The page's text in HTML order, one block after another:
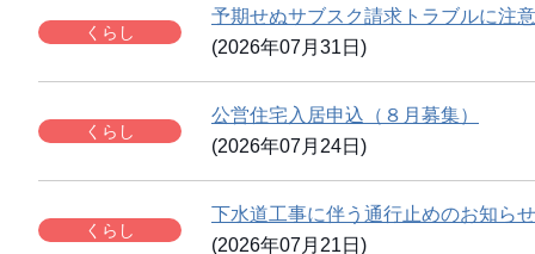
くらし
予期せぬサブスク請求トラブルに注
(2026年07月31日)
くらし
公営住宅入居申込（８月募集）
(2026年07月24日)
くらし
下水道工事に伴う通行止めのお知らせ
(2026年07月21日)